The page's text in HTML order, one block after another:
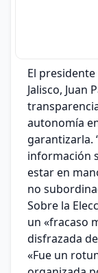
El presidente
Jalisco, Juan
autonomía
garantizarla.
información
estar en
no
Sobre la
un «fracaso
disfrazada
«Fue un